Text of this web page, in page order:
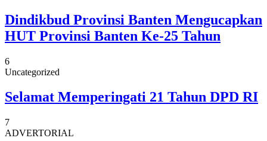
Dindikbud Provinsi Banten Mengucapkan
HUT Provinsi Banten Ke-25 Tahun
6
Uncategorized
Selamat Memperingati 21 Tahun DPD RI
7
ADVERTORIAL